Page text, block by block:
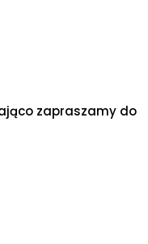
zapraszamy do